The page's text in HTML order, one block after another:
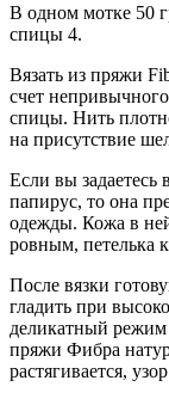
В одном мотке 50
спицы 4.
Вязать из пряжи
счет непривычного
спицы. Нить
на присутствие
Если вы задаетесь
папирус, то она
одежды. Кожа в
ровным, петелька
После вязки
гладить при
деликатный режим
пряжи Фибра
растягивается,